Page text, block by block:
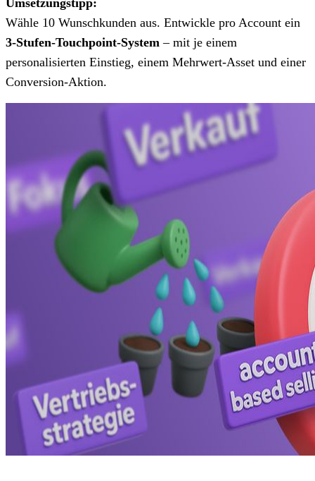
Wähle 10 Wunschkunden aus. Entwickle pro Account ein
3-Stufen-Touchpoint-System – mit je einem
personalisierten Einstieg, einem Mehrwert-Asset und einer
Conversion-Aktion.